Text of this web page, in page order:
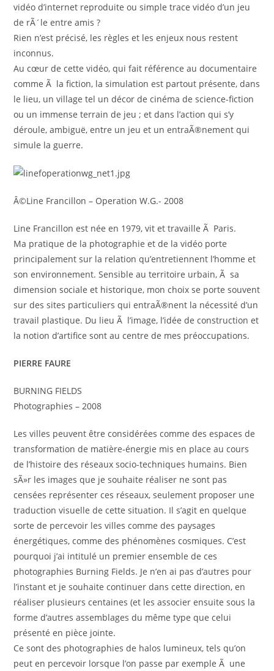
vidéo d’internet reproduite ou simple trace vidéo d’un jeu
de rÃ´le entre amis ?
Rien n’est précisé, les règles et les enjeux nous restent
inconnus.
Au cœur de cette vidéo, qui fait référence au documentaire
comme Ã la fiction, la simulation est partout présente, dans
le lieu, un village tel un décor de cinéma de science-fiction
ou un immense terrain de jeu ; et dans l’action qui s’y
déroule, ambiguë, entre un jeu et un entraÃ®nement qui
simule la guerre.
Â©Line Francillon – Operation W.G.- 2008
Line Francillon est née en 1979, vit et travaille Ã Paris.
Ma pratique de la photographie et de la vidéo porte
principalement sur la relation qu’entretiennent l’homme et
son environnement. Sensible au territoire urbain, Ã sa
dimension sociale et historique, mon choix se porte souvent
sur des sites particuliers qui entraÃ®nent la nécessité d’un
travail plastique. Du lieu Ã l’image, l’idée de construction et
la notion d’artifice sont au centre de mes préoccupations.
PIERRE FAURE
BURNING FIELDS
Photographies – 2008
Les villes peuvent être considérées comme des espaces de
transformation de matière-énergie mis en place au cours
de l’histoire des réseaux socio-techniques humains. Bien
sÃ»r les images que je souhaite réaliser ne sont pas
censées représenter ces réseaux, seulement proposer une
traduction visuelle de cette situation. Il s’agit en quelque
sorte de percevoir les villes comme des paysages
énergétiques, comme des phénomènes cosmiques. C’est
pourquoi j’ai intitulé un premier ensemble de ces
photographies Burning Fields. Je n’en ai pas d’autres pour
l’instant et je souhaite continuer dans cette direction, en
réaliser plusieurs centaines (et les associer ensuite sous la
forme d’autres assemblages du même type que celui
présenté en pièce jointe.
Ce sont des photographies de halos lumineux, tels qu’on
peut en percevoir lorsque l’on passe par exemple Ã une